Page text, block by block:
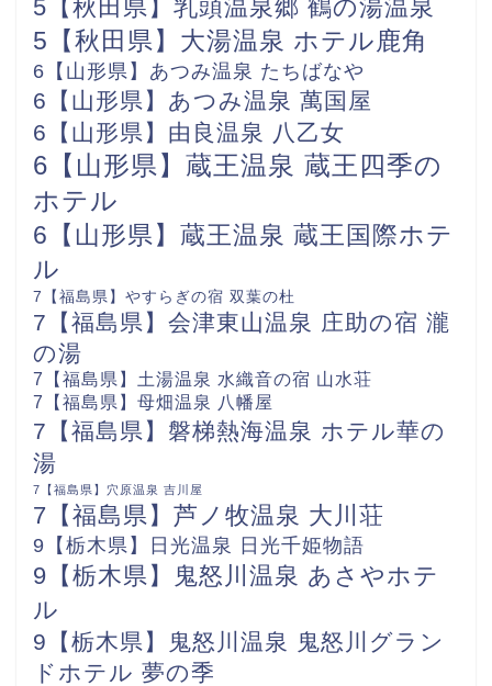
5【秋田県】乳頭温泉郷 鶴の湯温泉
5【秋田県】大湯温泉 ホテル鹿角
6【山形県】あつみ温泉 たちばなや
6【山形県】あつみ温泉 萬国屋
6【山形県】由良温泉 八乙女
6【山形県】蔵王温泉 蔵王四季の
ホテル
6【山形県】蔵王温泉 蔵王国際ホテ
ル
7【福島県】やすらぎの宿 双葉の杜
7【福島県】会津東山温泉 庄助の宿 瀧
の湯
7【福島県】土湯温泉 水織音の宿 山水荘
7【福島県】母畑温泉 八幡屋
7【福島県】磐梯熱海温泉 ホテル華の
湯
7【福島県】穴原温泉 吉川屋
7【福島県】芦ノ牧温泉 大川荘
9【栃木県】日光温泉 日光千姫物語
9【栃木県】鬼怒川温泉 あさやホテ
ル
9【栃木県】鬼怒川温泉 鬼怒川グラン
ドホテル 夢の季